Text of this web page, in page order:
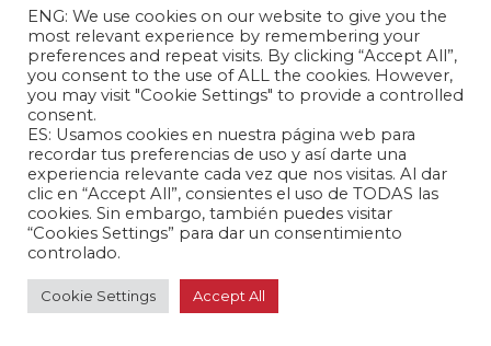
Argentina 🇦🇷
marzo 21, 2024 /
China y Nicaragua firman acuerdo de
cooperación espacial
Nicaragua 🇳🇮
marzo 21, 2024 /
ENG: We use cookies on our website to give you the
most relevant experience by remembering your
preferences and repeat visits. By clicking “Accept All”,
you consent to the use of ALL the cookies. However,
you may visit "Cookie Settings" to provide a controlled
consent.
ES: Usamos cookies en nuestra página web para
recordar tus preferencias de uso y así darte una
experiencia relevante cada vez que nos visitas. Al dar
clic en “Accept All”, consientes el uso de TODAS las
cookies. Sin embargo, también puedes visitar
“Cookies Settings” para dar un consentimiento
controlado.
Cookie Settings Accept All